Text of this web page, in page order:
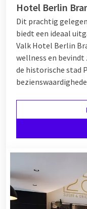
Hotel Berlin
Dit prachtig
biedt een ideaal
Valk Hotel Berlin
wellness en
de historische stad